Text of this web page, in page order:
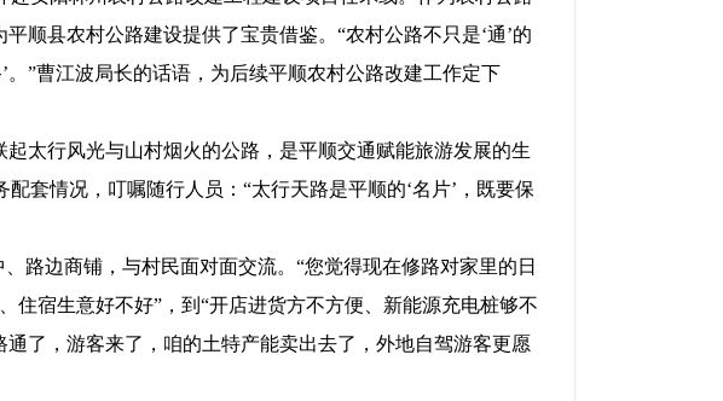
顺县农村公路建设提供了宝贵借鉴。“农村公路不只是‘通’的
。”曹江波局长的话语，为后续平顺农村公路改建工作定下
太行风光与山村烟火的公路，是平顺交通赋能旅游发展的生
套情况，叮嘱随行人员：“太行天路是平顺的‘名片’，既要保
路边商铺，与村民面对面交流。“您觉得现在修路对家里的日
住宿生意好不好”，到“开店进货方不方便、新能源充电桩够不
了，游客来了，咱的土特产能卖出去了，外地自驾游客更愿